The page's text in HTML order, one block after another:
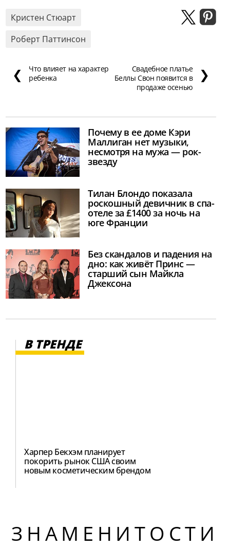
Кристен Стюарт
Роберт Паттинсон
❮
Что влияет на характер
ребенка
Свадебное платье
Беллы Свон появится в
продаже осенью
❯
Почему в ее доме Кэри
Маллиган нет музыки,
несмотря на мужа — рок-
звезду
Тилан Блондо показала
роскошный девичник в спа-
отеле за £1400 за ночь на
юге Франции
Без скандалов и падения на
дно: как живёт Принс —
старший сын Майкла
Джексона
В ТРЕНДЕ
Харпер Бекхэм планирует
покорить рынок США своим
новым косметическим брендом
ЗНАМЕНИТОСТИ